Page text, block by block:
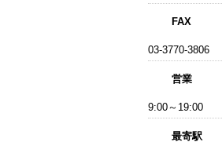
FAX
03-3770-3806
営業
9:00～19:00
最寄駅